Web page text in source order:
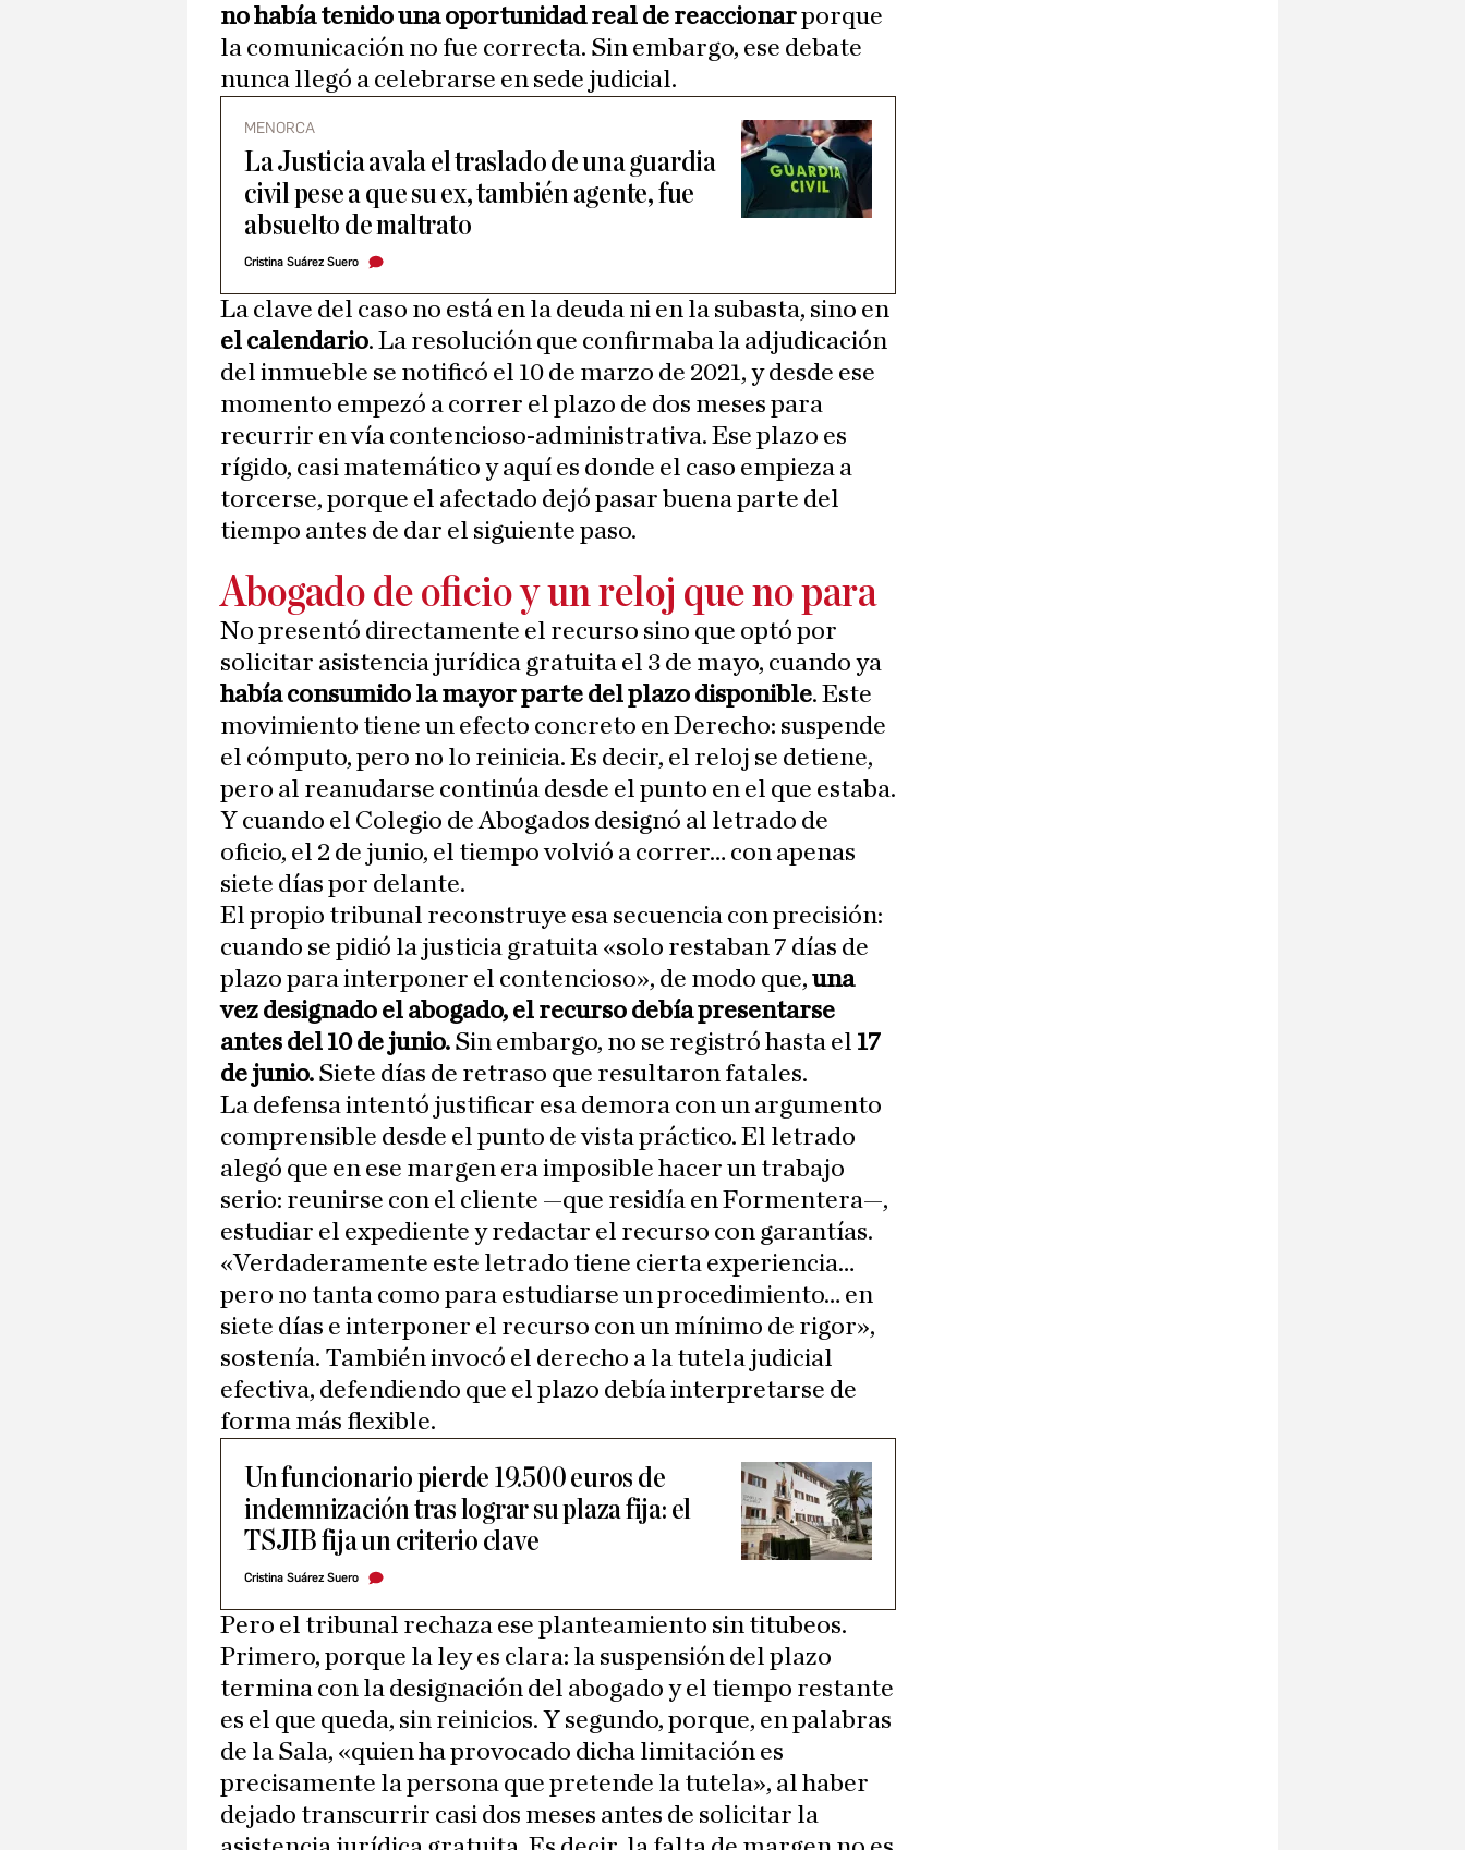
no había tenido una oportunidad real de reaccionarporque
la comunicación no fue correcta. Sin embargo, ese debate
nunca llegó a celebrarse en sede judicial.
MENORCA
La Justicia avala el traslado de una guardia
civil pese a que su ex, también agente, fue
absuelto de maltrato
Cristina Suárez Suero
La clave del caso no está en la deuda ni en la subasta, sino en
el calendario. La resolución que confirmaba la adjudicación
del inmueble se notificó el 10 de marzo de 2021, y desde ese
momento empezó a correr el plazo de dos meses para
recurrir en vía contencioso-administrativa. Ese plazo es
rígido, casi matemático y aquí es donde el caso empieza a
torcerse, porque el afectado dejó pasar buena parte del
tiempo antes de dar el siguiente paso.
Abogado de oficio y un reloj que no para
No presentó directamente el recurso sino que optó por
solicitar asistencia jurídica gratuita el 3 de mayo, cuando ya
había consumido la mayor parte del plazo disponible. Este
movimiento tiene un efecto concreto en Derecho: suspende
el cómputo, pero no lo reinicia. Es decir, el reloj se detiene,
pero al reanudarse continúa desde el punto en el que estaba.
Y cuando el Colegio de Abogados designó al letrado de
oficio, el 2 de junio, el tiempo volvió a correr… con apenas
siete días por delante.
El propio tribunal reconstruye esa secuencia con precisión:
cuando se pidió la justicia gratuita «solo restaban 7 días de
plazo para interponer el contencioso», de modo que, una
vez designado el abogado, el recurso debía presentarse
antes del 10 de junio. Sin embargo, no se registró hasta el 17
de junio. Siete días de retraso que resultaron fatales.
La defensa intentó justificar esa demora con un argumento
comprensible desde el punto de vista práctico. El letrado
alegó que en ese margen era imposible hacer un trabajo
serio: reunirse con el cliente —que residía en Formentera—,
estudiar el expediente y redactar el recurso con garantías.
«Verdaderamente este letrado tiene cierta experiencia…
pero no tanta como para estudiarse un procedimiento… en
siete días e interponer el recurso con un mínimo de rigor»,
sostenía. También invocó el derecho a la tutela judicial
efectiva, defendiendo que el plazo debía interpretarse de
forma más flexible.
Un funcionario pierde 19.500 euros de
indemnización tras lograr su plaza fija: el
TSJIB fija un criterio clave
Cristina Suárez Suero
Pero el tribunal rechaza ese planteamiento sin titubeos.
Primero, porque la ley es clara: la suspensión del plazo
termina con la designación del abogado y el tiempo restante
es el que queda, sin reinicios. Y segundo, porque, en palabras
de la Sala, «quien ha provocado dicha limitación es
precisamente la persona que pretende la tutela», al haber
dejado transcurrir casi dos meses antes de solicitar la